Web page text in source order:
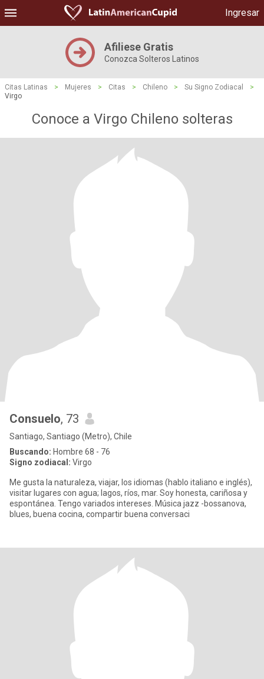
Ingresar
Afiliese Gratis
Conozca Solteros Latinos
Citas Latinas > Mujeres > Citas > Chileno > Su Signo Zodiacal
>
Virgo
Conoce a Virgo Chileno solteras
Consuelo, 73
Santiago, Santiago (Metro), Chile
Buscando: Hombre 68 - 76
Signo zodiacal: Virgo
Me gusta la naturaleza, viajar, los idiomas (hablo italiano e inglés),
visitar lugares con agua; lagos, ríos, mar. Soy honesta, cariñosa y
espontánea. Tengo variados intereses. Música jazz -bossanova,
blues, buena cocina, compartir buena conversaci